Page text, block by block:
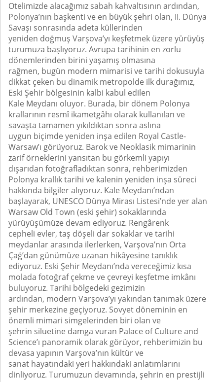
Otelimizde alacağımız sabah kahvaltısının ardından,
Polonya’nın başkenti ve en büyük şehri olan, II. Dünya
Savaşı sonrasında adeta küllerinden
yeniden doğmuş Varşova’yı keşfetmek üzere yürüyüş
turumuza başlıyoruz. Avrupa tarihinin en zorlu
dönemlerinden birini yaşamış olmasına
rağmen, bugün modern mimarisi ve tarihi dokusuyla
dikkat çeken bu dinamik metropolde ilk durağımız,
Eski Şehir bölgesinin kalbi kabul edilen
Kale Meydanı oluyor. Burada, bir dönem Polonya
krallarının resmî ikametgâhı olarak kullanılan ve
savaşta tamamen yıkıldıktan sonra aslına
uygun biçimde yeniden inşa edilen Royal Castle-
Warsaw’ı görüyoruz. Barok ve Neoklasik mimarinin
zarif örneklerini yansıtan bu görkemli yapıyı
dışarıdan fotoğrafladıktan sonra, rehberimizden
Polonya krallık tarihi ve kalenin yeniden inşa süreci
hakkında bilgiler alıyoruz. Kale Meydanı’ndan
başlayarak, UNESCO Dünya Mirası Listesi’nde yer alan
Warsaw Old Town (eski şehir) sokaklarında
yürüyüşümüze devam ediyoruz. Rengârenk
cepheli evler, taş döşeli dar sokaklar ve tarihi
meydanlar arasında ilerlerken, Varşova’nın Orta
Çağ’dan günümüze uzanan hikâyesine tanıklık
ediyoruz. Eski Şehir Meydanı’nda vereceğimiz kısa
molada fotoğraf çekme ve çevreyi keşfetme imkânı
buluyoruz. Tarihi bölgedeki gezimizin
ardından, modern Varşova’yı yakından tanımak üzere
şehir merkezine geçiyoruz. Sovyet döneminin en
önemli mimari simgelerinden biri olan ve
şehrin siluetine damga vuran Palace of Culture and
Science’ı panoramik olarak görüyor, rehberimizin bu
devasa yapının Varşova’nın kültür ve
sanat hayatındaki yeri hakkındaki anlatımlarını
dinliyoruz. Turumuzun devamında, şehrin en prestijli